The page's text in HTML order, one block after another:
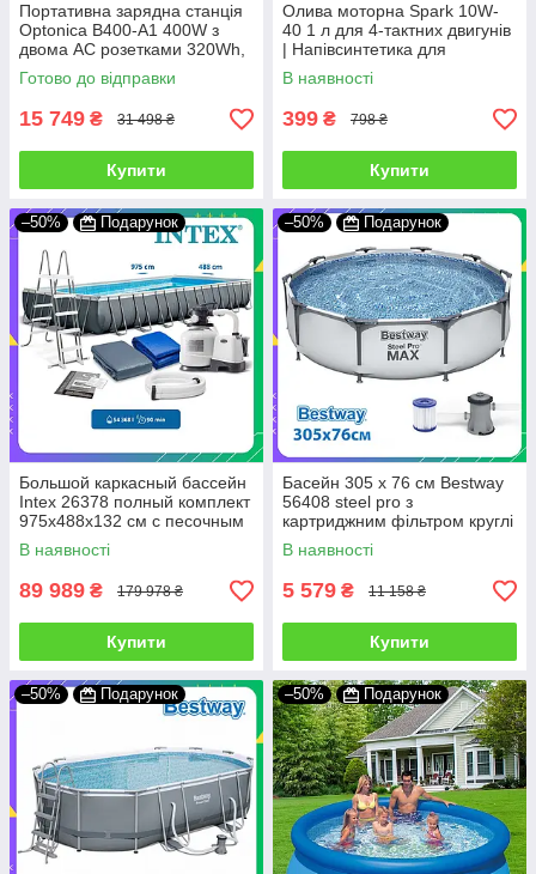
Портативна зарядна станція
Optonica B400-A1 400W з
двома AC розетками 320Wh,
Електростанція для дому
USB Type-C
Готово до відправки
15 749 ₴ 31 498 ₴
Купити
Олива моторна Spark 10W-
40 1 л для 4-тактних двигунів
| Напівсинтетика для
мотоциклів і скутерів
В наявності
399 ₴ 798 ₴
Купити
–50% Подарунок
Большой каркасный бассейн
Intex 26378 полный комплект
975x488x132 см с песочным
фильтром лестницей для
улицы
В наявності
89 989 ₴ 179 978 ₴
Купити
–50% Подарунок
Басейн 305 х 76 см Bestway
56408 steel pro з
картриджним фільтром круглі
каркасні великі для дому
В наявності
5 579 ₴ 11 158 ₴
Купити
–50% Подарунок –50% Подарунок